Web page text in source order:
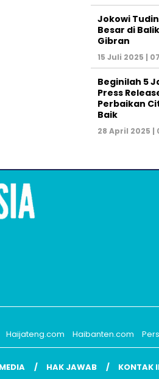
Jokowi
Besar di
Gibran
15 Juli 2025 |
Beginilah 5
Press
Perbaikan
Baik
28 April 2025 |
Haijateng.com Haibanten.com
HAK JAWAB KONTAK